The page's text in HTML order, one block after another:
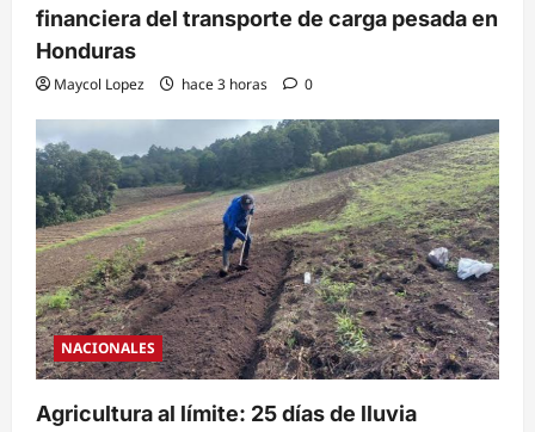
financiera del transporte de carga pesada en
Honduras
Maycol Lopez hace 3 horas 0
NACIONALES
Agricultura al límite: 25 días de lluvia